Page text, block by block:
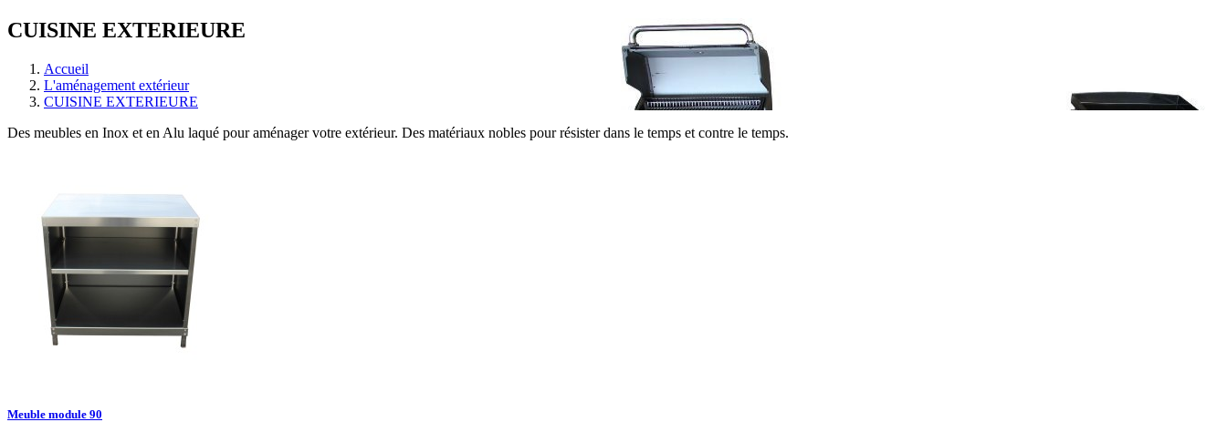
CUISINE EXTERIEURE
Accueil
L'aménagement extérieur
CUISINE EXTERIEURE
Des meubles en Inox et en Alu laqué pour aménager votre extérieur. Des matériaux nobles pour résister dans le temps et contre le temps.
Meuble module 90